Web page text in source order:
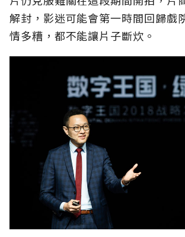
解封，影迷可能會第一時間回歸戲
情多糟，都不能讓片子斷炊。